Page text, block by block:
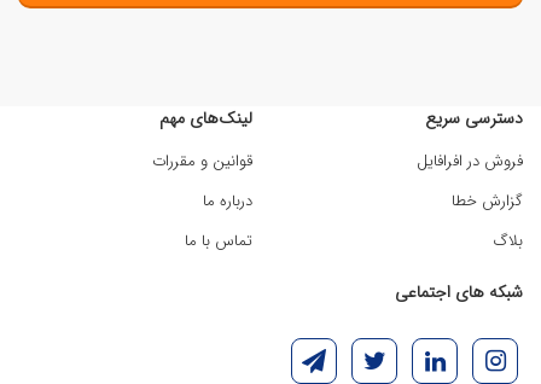
دسترسی سریع
فروش در افرافایل
گزارش خطا
بلاگ
لینک‌های مهم
قوانین و مقررات
درباره ما
تماس با ما
شبکه های اجتماعی